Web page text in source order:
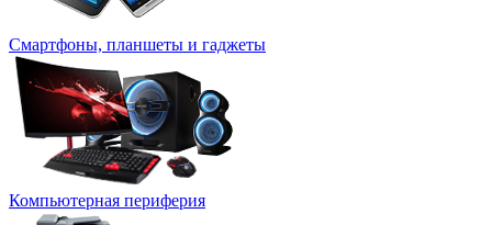
Смартфоны, планшеты и гаджеты
Компьютерная периферия